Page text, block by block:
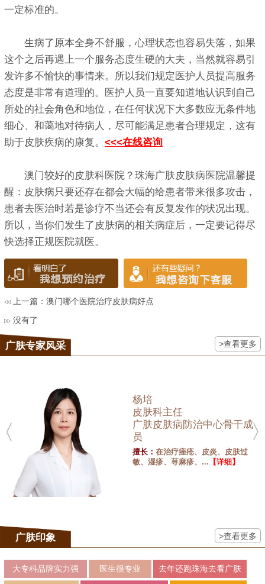
一定标准的。
生病了原本全身不舒服，心理状态也容易失落，如果
这个之后再遇上一个服务态度生硬的大夫，当然就容易引
发许多不愉快的事情来。所以我们规定医护人员提高服务
态度是非常有道理的。医护人员一直要知道地认识到自己
所处的社会角色和地位，在任何状况下大多数应无条件地
细心、和蔼地对待病人，尽可能满足患者合理规定，这有
助于皮肤疾病的康复。 <<<在线咨询
澳门较好的皮肤科医院？珠海广肤皮肤病医院温馨提
醒：皮肤病只要还存在都会大幅的给患者带来很多攻击，
患者去医治时若是诊疗不当还会有反复发作的状况出现。
所以，当你们发生了皮肤病的相关病症后，一定要记得尽
快选择正规医院就医。
上一篇：澳门哪个医院治疗皮肤病好点
没有了
广肤专家风采 >查看更多
杨培
皮肤科主任
广肤皮肤病防治中心骨干成
员
擅长：在治疗痤疮、皮炎、皮肤过
敏、湿疹、荨麻疹、... 【详细】
广肤印象 >查看更多
大专科品牌实力强 医生很专业 去年还跑珠海去看广肤